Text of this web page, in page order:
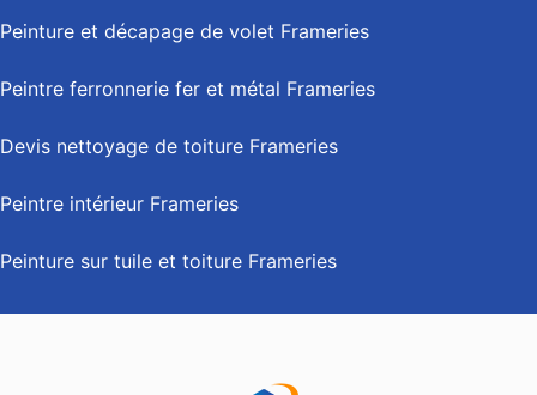
Peinture et décapage de volet Frameries
Peintre ferronnerie fer et métal Frameries
Devis nettoyage de toiture Frameries
Peintre intérieur Frameries
Peinture sur tuile et toiture Frameries